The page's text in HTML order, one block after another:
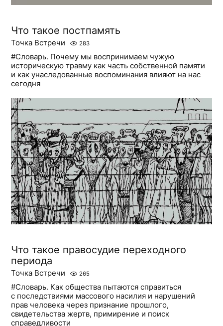
Что такое постпамять
Точка Встречи 283
#Словарь. Почему мы воспринимаем чужую
историческую травму как часть собственной памяти
и как унаследованные воспоминания влияют на нас
сегодня
Что такое правосудие переходного
периода
Точка Встречи 265
#Словарь. Как общества пытаются справиться
с последствиями массового насилия и нарушений
прав человека через признание прошлого,
свидетельства жертв, примирение и поиск
справедливости